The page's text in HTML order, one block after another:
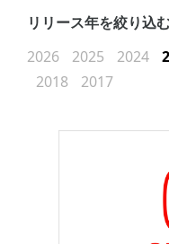
リリース年を絞り込
2026
2025 2024
2018
2017